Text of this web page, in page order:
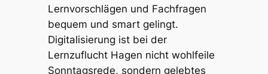
Lernvorschlägen und Fachfragen
bequem und smart gelingt.
Digitalisierung ist bei der
Lernzuflucht Hagen nicht wohlfeile
Sonntagsrede, sondern gelebtes